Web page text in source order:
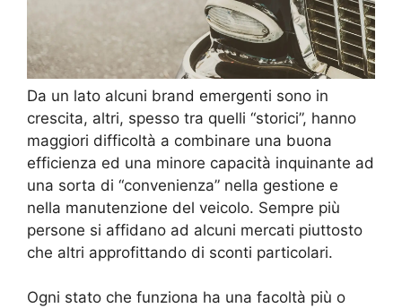
Da un lato alcuni brand emergenti sono in
crescita, altri, spesso tra quelli “storici”, hanno
maggiori difficoltà a combinare una buona
efficienza ed una minore capacità inquinante ad
una sorta di “convenienza” nella gestione e
nella manutenzione del veicolo. Sempre più
persone si affidano ad alcuni mercati piuttosto
che altri approfittando di sconti particolari.
Ogni stato che funziona ha una facoltà più o